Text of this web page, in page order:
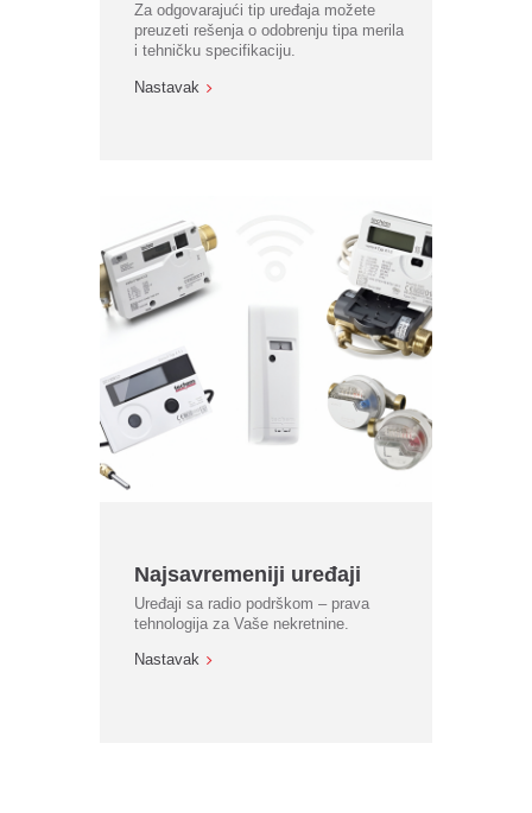
Za odgovarajući tip uređaja možete
preuzeti rešenja o odobrenju tipa merila
i tehničku specifikaciju.
Nastavak
Najsavremeniji uređaji
Uređaji sa radio podrškom – prava
tehnologija za Vaše nekretnine.
Nastavak